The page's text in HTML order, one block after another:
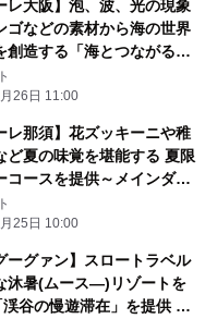
レ大阪】泡、波、光の現象
ゴなどの素材から海の世界
創造する「海とつながるア
生｜期間：2023年6月1
日26日 11:00
レ那須】花ズッキーニや稚
ど夏の味覚を堪能する 夏限
コースを提供～メインダイ
SETTE(オットセッテ)
)」のフルコース～| 期間：
21日～9月15日
25日 10:00
ーグァン】スロートラベル
沐暑(ムース―)リゾートを
谷の慢遊滞在」を提供 ～